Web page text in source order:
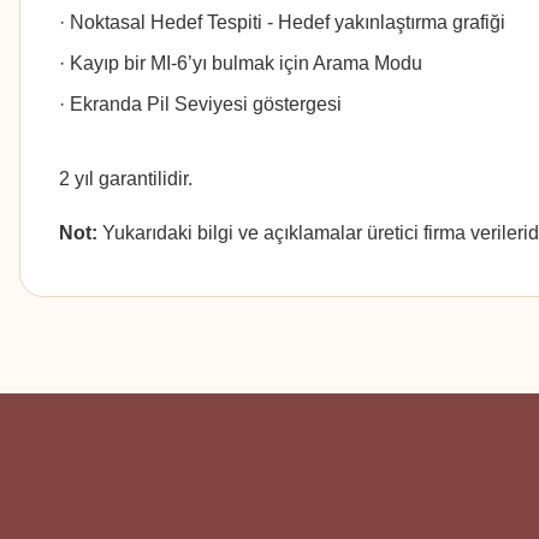
· Noktasal Hedef Tespiti - Hedef yakınlaştırma grafiği
· Kayıp bir MI-6’yı bulmak için Arama Modu
· Ekranda Pil Seviyesi göstergesi
2 yıl garantilidir.
Not: Yukarıdaki bilgi ve açıklamalar üretici firma